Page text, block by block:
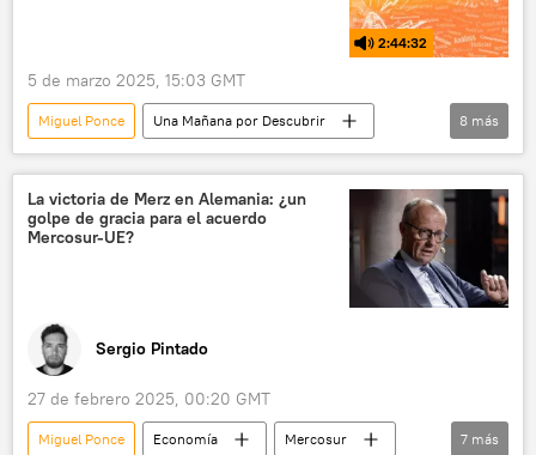
2:44:32
5 de marzo 2025, 15:03 GMT
Miguel Ponce
Una Mañana por Descubrir
política
Donald Trump
Javier Milei
México
Canadá
EEUU
Propuesta Republicana (PRO)
Mercosur
8 más
La victoria de Merz en Alemania: ¿un
golpe de gracia para el acuerdo
Mercosur-UE?
Sergio Pintado
27 de febrero 2025, 00:20 GMT
Miguel Ponce Economía
Mercosur
7 más